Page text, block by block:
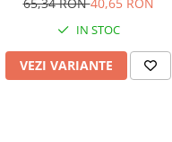
IN STOC
VEZI VARIANTE